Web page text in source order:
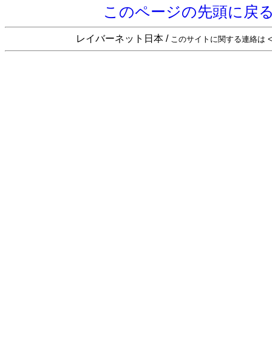
このページの先頭に戻
レイバーネット日本 / このサイトに関する連絡は